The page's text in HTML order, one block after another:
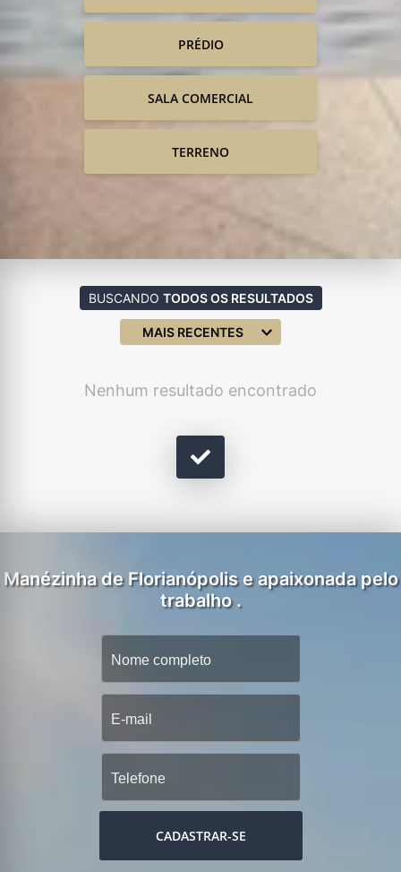
PRÉDIO
SALA COMERCIAL
TERRENO
BUSCANDO TODOS OS RESULTADOS
MAIS RECENTES
Nenhum resultado encontrado
Manézinha de Florianópolis e apaixonada pelo
trabalho .
CADASTRAR-SE